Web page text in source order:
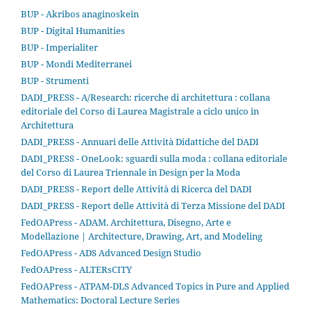
BUP - Akribos anaginoskein
BUP - Digital Humanities
BUP - Imperialiter
BUP - Mondi Mediterranei
BUP - Strumenti
DADI_PRESS - A/Research: ricerche di architettura : collana
editoriale del Corso di Laurea Magistrale a ciclo unico in
Architettura
DADI_PRESS - Annuari delle Attività Didattiche del DADI
DADI_PRESS - OneLook: sguardi sulla moda : collana editoriale
del Corso di Laurea Triennale in Design per la Moda
DADI_PRESS - Report delle Attività di Ricerca del DADI
DADI_PRESS - Report delle Attività di Terza Missione del DADI
FedOAPress - ADAM. Architettura, Disegno, Arte e
Modellazione | Architecture, Drawing, Art, and Modeling
FedOAPress - ADS Advanced Design Studio
FedOAPress - ALTERsCITY
FedOAPress - ATPAM-DLS Advanced Topics in Pure and Applied
Mathematics: Doctoral Lecture Series